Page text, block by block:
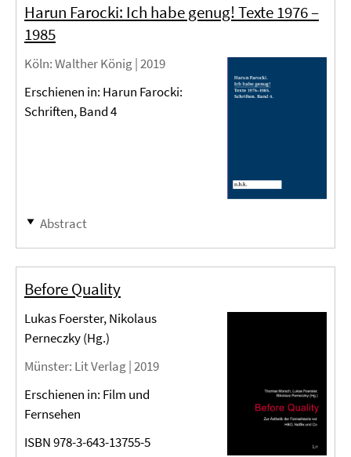
Harun Farocki: Ich habe genug! Texte 1976 –
1985
Köln: Walther König |2019
Erschienen in: Harun Farocki:
Schriften, Band 4
Abstract
Before Quality
Lukas Foerster, Nikolaus
Perneczky (Hg.)
Münster: Lit Verlag |2019
Erschienen in: Film und
Fernsehen
ISBN 978-3-643-13755-5